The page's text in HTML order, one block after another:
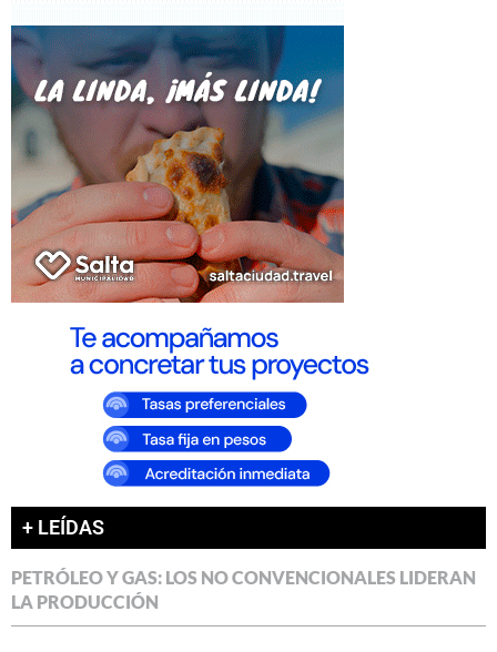
+ LEÍDAS
PETRÓLEO Y GAS: LOS NO CONVENCIONALES LIDERAN
LA PRODUCCIÓN